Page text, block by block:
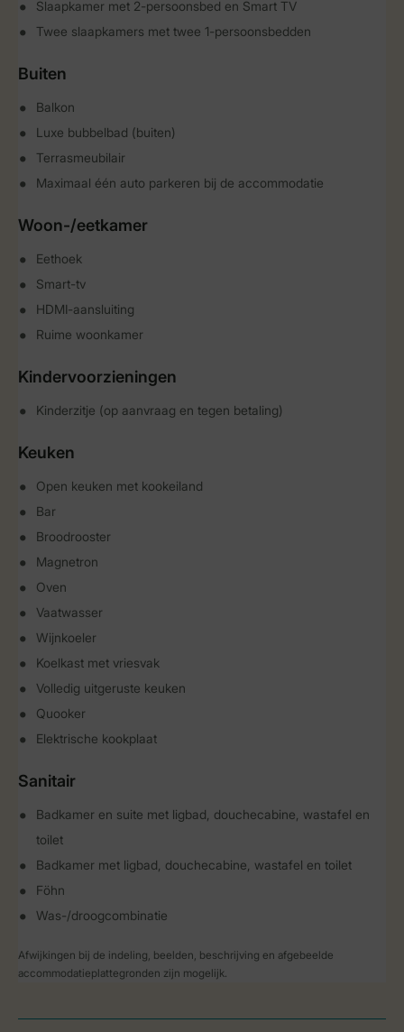
Slaapkamer met 2-persoonsbed en Smart TV
Twee slaapkamers met twee 1-persoonsbedden
Buiten
Balkon
Luxe bubbelbad (buiten)
Terrasmeubilair
Maximaal één auto parkeren bij de accommodatie
Woon-/eetkamer
Eethoek
Smart-tv
HDMI-aansluiting
Ruime woonkamer
Kindervoorzieningen
Kinderzitje (op aanvraag en tegen betaling)
Keuken
Open keuken met kookeiland
Bar
Broodrooster
Magnetron
Oven
Vaatwasser
Wijnkoeler
Koelkast met vriesvak
Volledig uitgeruste keuken
Quooker
Elektrische kookplaat
Sanitair
Badkamer en suite met ligbad, douchecabine, wastafel en
toilet
Badkamer met ligbad, douchecabine, wastafel en toilet
Föhn
Was-/droogcombinatie
Afwijkingen bij de indeling, beelden, beschrijving en afgebeelde
accommodatieplattegronden zijn mogelijk.